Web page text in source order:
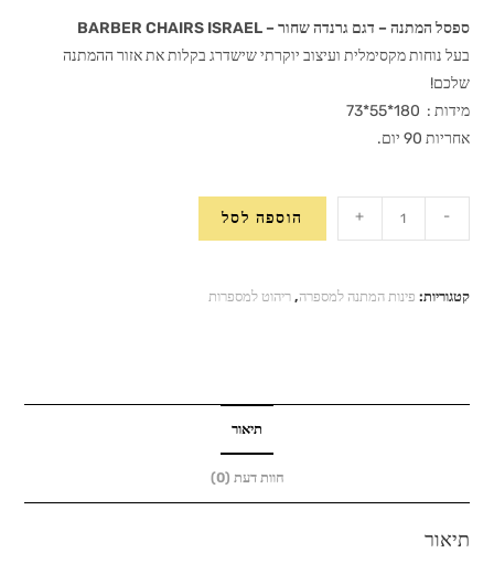
ספסל המתנה – דגם גרנדה שחור – BARBER CHAIRS ISRAEL
בעל נוחות מקסימלית ועיצוב יוקרתי שישדרג בקלות את אזור ההמתנה
שלכם!
מידות : 180*55*73
אחריות 90 יום.
של
המתנה
שחור
-
+ הוספה לסל
קטגוריות: פינות המתנה למספרה,ריהוט למספרות
תיאור
חוות דעת (0)
תיאור